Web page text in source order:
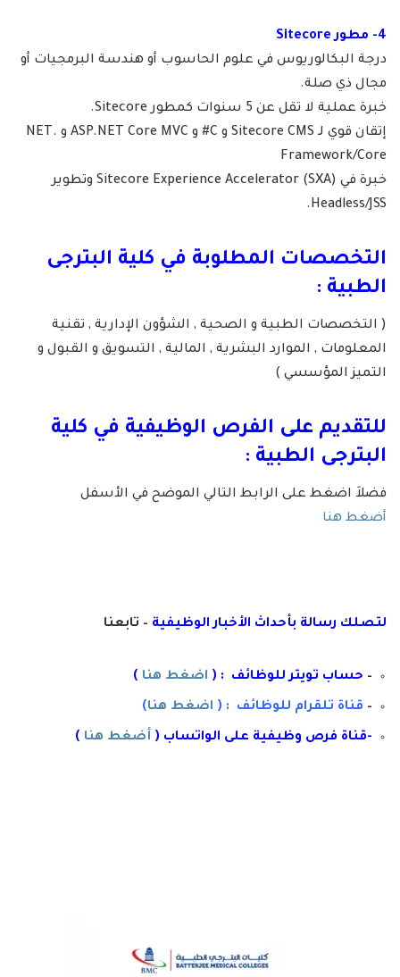
4- مطور Sitecore
درجة البكالوريوس في علوم الحاسوب أو هندسة البرمجيات أو
مجال ذي صلة.
خبرة عملية لا تقل عن 5 سنوات كمطور Sitecore.
إتقان قوي لـ Sitecore CMS و C# و ASP.NET Core MVC و .NET
Framework/Core
خبرة في Sitecore Experience Accelerator (SXA) وتطوير
Headless/JSS.
التخصصات المطلوبة في كلية البترجى
الطبية :
( التخصصات الطبية و الصحية , الشؤون الإدارية , تقنية
المعلومات , الموارد البشرية , المالية , التسويق و القبول و
التميز المؤسسي )
للتقديم على الفرص الوظيفية في كلية
البترجى الطبية :
فضلاَ اضغط على الرابط التالي الموضح في الأسفل
أضغط هنا
لتصلك رسالة بأحداث الأخبار الوظيفية – تابعنا
– حساب تويتر للوظائف : ( اضغط هنا )
– قناة تلقرام للوظائف : ( اضغط هنا)
-قناة فرص وظيفية على الواتساب ( أضغط هنا )